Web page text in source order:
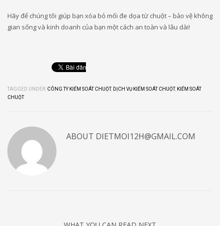
Hãy để chúng tôi giúp bạn xóa bỏ mối đe dọa từ chuột – bảo vệ không
gian sống và kinh doanh của bạn một cách an toàn và lâu dài!
TAGGED UNDER: CÔNG TY KIỂM SOÁT CHUỘT, DỊCH VỤ KIỂM SOÁT CHUỘT, KIỂM SOÁT
CHUỘT
ABOUT DIETMOI12H@GMAIL.COM